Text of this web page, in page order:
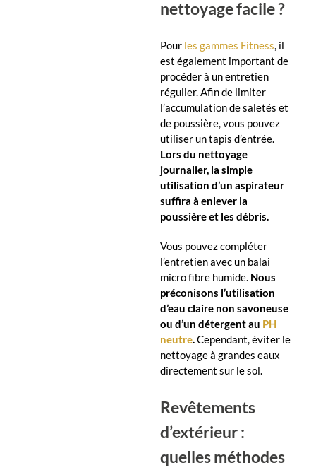
nettoyage facile ?
Pour les gammes Fitness, il
est également important de
procéder à un entretien
régulier. Afin de limiter
l’accumulation de saletés et
de poussière, vous pouvez
utiliser un tapis d’entrée.
Lors du nettoyage
journalier, la simple
utilisation d’un aspirateur
suffira à enlever la
poussière et les débris.
Vous pouvez compléter
l’entretien avec un balai
micro fibre humide. Nous
préconisons l’utilisation
d’eau claire non savoneuse
ou d’un détergent au PH
neutre.Cependant, éviter le
nettoyage à grandes eaux
directement sur le sol.
Revêtements
d’extérieur :
quelles méthodes